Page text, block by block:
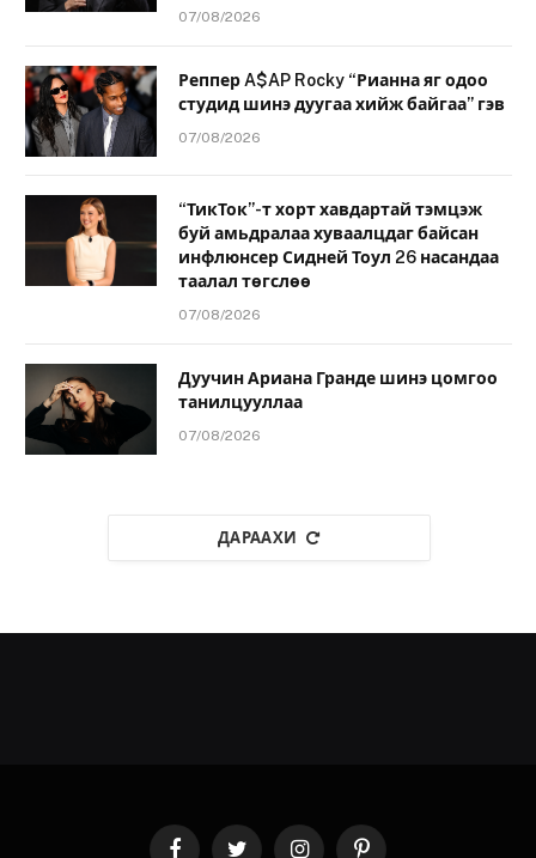
07/08/2026
Реппер A$AP Rocky “Рианна яг одоо
студид шинэ дуугаа хийж байгаа” гэв
07/08/2026
“ТикТок”-т хорт хавдартай тэмцэж
буй амьдралаа хуваалцдаг байсан
инфлюнсер Сидней Тоул 26 насандаа
таалал төгслөө
07/08/2026
Дуучин Ариана Гранде шинэ цомгоо
танилцууллаа
07/08/2026
ДАРААХИ